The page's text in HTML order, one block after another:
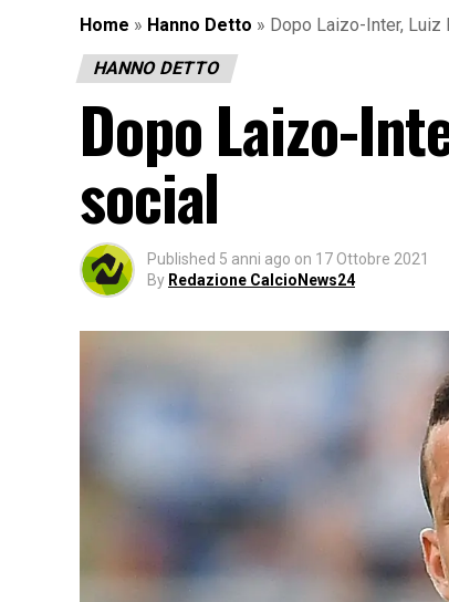
Home » Hanno Detto » Dopo Laizo-Inter,
HANNO DETTO
Dopo Laizo-
social
Published 5 anni ago on 17 Ottobre 2021
By Redazione CalcioNews24